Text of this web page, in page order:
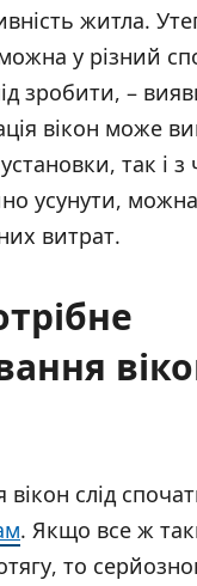
житла.
у різний
зробити, –
вікон може
установки, так і
усунути,
витрат.
слід
. Якщо все ж
то